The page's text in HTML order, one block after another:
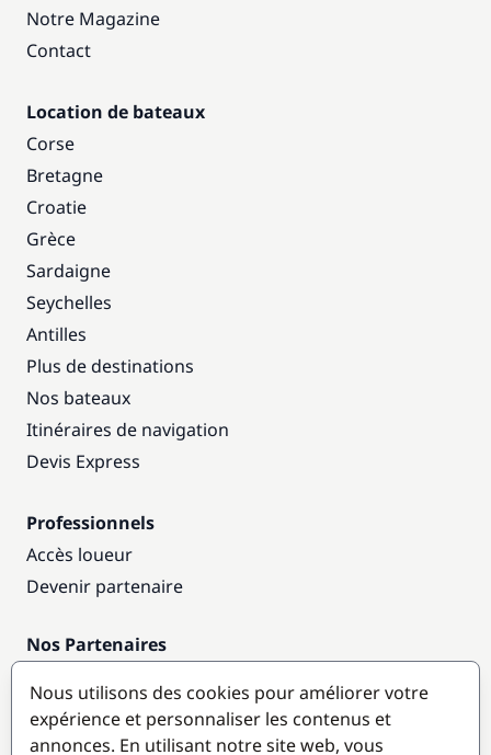
Notre Magazine
Contact
Location de bateaux
Corse
Bretagne
Croatie
Grèce
Sardaigne
Seychelles
Antilles
Plus de destinations
Nos bateaux
Itinéraires de navigation
Devis Express
Professionnels
Accès loueur
Devenir partenaire
Nos Partenaires
Destinations populaires
Nous utilisons des cookies pour améliorer votre
expérience et personnaliser les contenus et
annonces. En utilisant notre site web, vous